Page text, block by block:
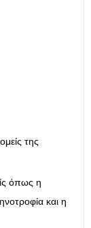
της
όπως η
και η